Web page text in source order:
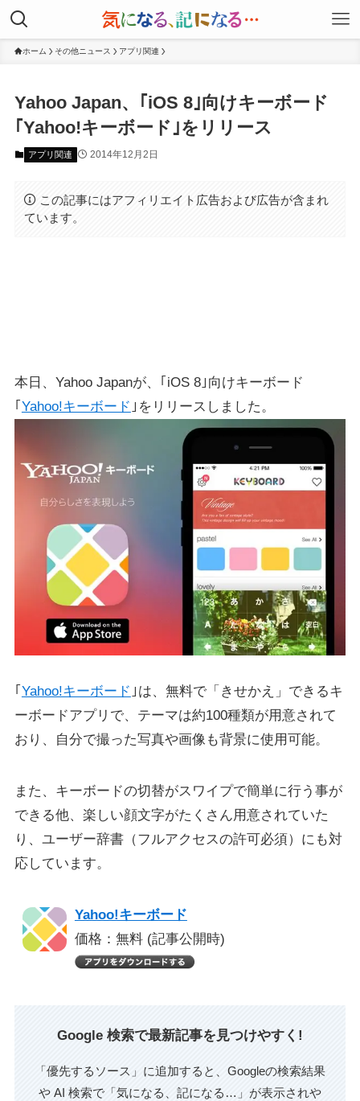
ホーム その他ニュース アプリ関連
Yahoo Japan、｢iOS 8｣向けキーボード
｢Yahoo!キーボード｣をリリース
アプリ関連 2014年12月2日
この記事にはアフィリエイト広告および広告が含まれ
ています。
本日、Yahoo Japanが、｢iOS 8｣向けキーボード
｢ Yahoo!キーボード ｣をリリースしました。
｢ Yahoo!キーボード ｣は、無料で「きせかえ」できるキ
ーボードアプリで、テーマは約100種類が用意されて
おり、自分で撮った写真や画像も背景に使用可能。
また、キーボードの切替がスワイプで簡単に行う事が
できる他、楽しい顔文字がたくさん用意されていた
り、ユーザー辞書（フルアクセスの許可必須）にも対
応しています。
Yahoo!キーボード
価格：無料 (記事公開時)
Google 検索で最新記事を見つけやすく!
「優先するソース」に追加すると、Googleの検索結果
や AI 検索で「気になる、記になる…」が表示されや